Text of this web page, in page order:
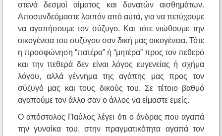
στενά δεσμοί αίματος και δυνατών αισθημάτων.
Αποσυνδεόμαστε λοιπόν από αυτά, για να πετύχουμε
να αγαπήσουμε τον σύζυγο. Και τότε νιώθουμε την
οικογένεια του συζύγου σαν δική μας οικογένεια. Τότε
η προσφώνηση “πατέρα” ή “μητέρα” προς τον πεθερό
και την πεθερά δεν είναι λόγος ευγενείας ή σχήμα
λόγου, αλλά γέννημα της αγάπης μας προς τον
σύζυγό μας και τους δικούς του. Σε τέτοιο βαθμό
αγαπούμε τον άλλο σαν ο άλλος να είμαστε εμείς.
Ο απόστολος Παύλος λέγει ότι ο άνδρας που αγαπά
την γυναίκα του, στην πραγματικότητα αγαπά τον